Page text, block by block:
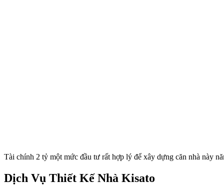
Tài chính 2 tỷ một mức đầu tư rất hợp lý để xây dựng căn nhà này
Dịch Vụ Thiết Kế Nhà Kisato